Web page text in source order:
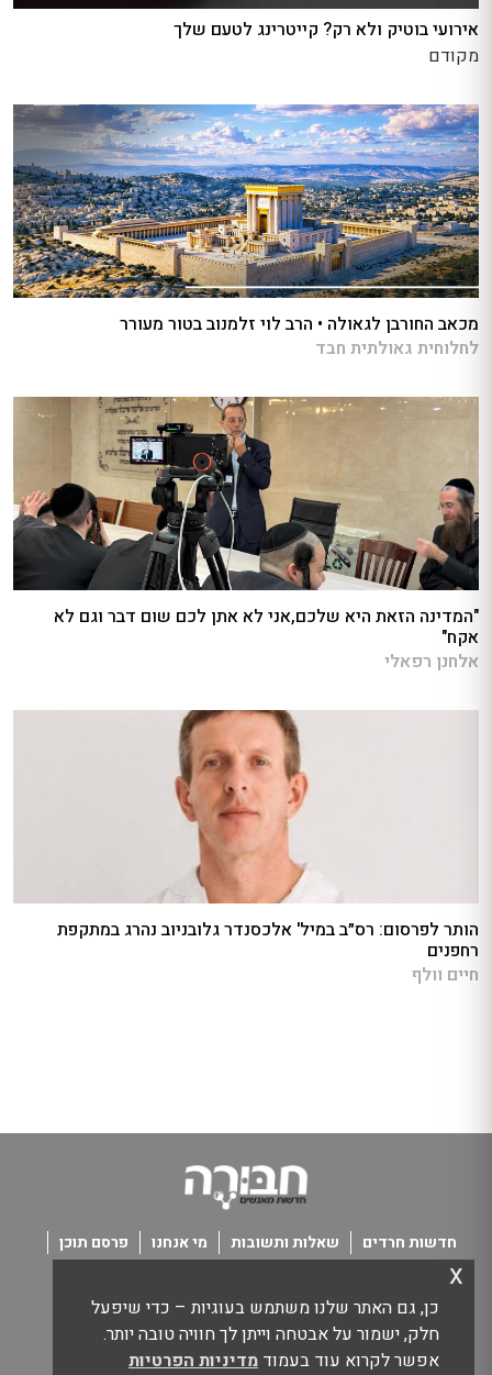
כן, גם האתר שלנו משתמש בעוגיות – כדי שיפעל
חלק, ישמור על אבטחה וייתן לך חוויה טובה יותר.
אפשר לקרוא עוד בעמוד מדיניות הפרטיות
x
אירועי בוטיק ולא רק? קייטרינג לטעם שלך
מקודם
מכאב החורבן לגאולה • הרב לוי זלמנוב בטור מעורר
לחלוחית גאולתית חבד
"המדינה הזאת היא שלכם,אני לא אתן לכם שום דבר וגם לא
אקח"
אלחנן רפאלי
הותר לפרסום: רס״ב במיל' אלכסנדר גלובניוב נהרג במתקפת
רחפנים
חיים וולף
חדשות חרדים שאלות ותשובות מי אנחנו
פרסם תוכן
כל הזכויות שמורות חבורה - חדשות מאנשים